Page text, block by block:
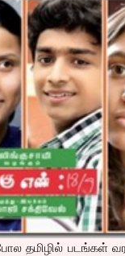
தமிழில் படங்கள்